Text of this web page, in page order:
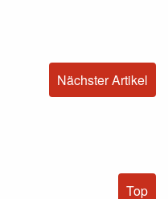
Nächster Artikel
Top